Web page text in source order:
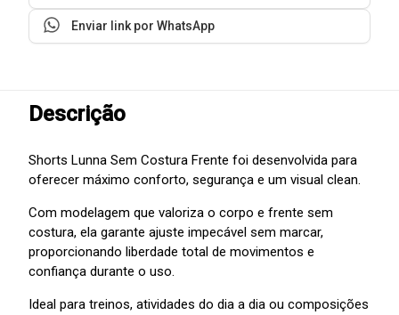
Enviar link por WhatsApp
Descrição
Shorts Lunna Sem Costura Frente foi desenvolvida para
oferecer máximo conforto, segurança e um visual clean.
Com modelagem que valoriza o corpo e frente sem
costura, ela garante ajuste impecável sem marcar,
proporcionando liberdade total de movimentos e
confiança durante o uso.
Ideal para treinos, atividades do dia a dia ou composições